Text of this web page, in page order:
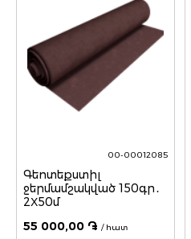
00-00012085
Գեոտեքստիլ
ջերմամշակված 150գր․
2Х50մ
55 000,00 ֏ / հատ